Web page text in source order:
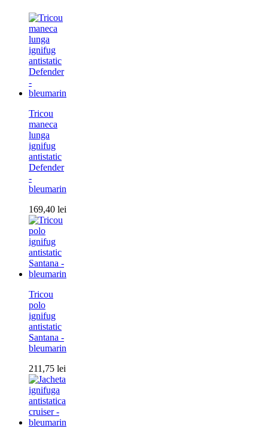
Tricou
maneca
lunga
ignifug
antistatic
Defender
-
bleumarin
169,40 lei
Tricou
polo
ignifug
antistatic
Santana -
bleumarin
211,75 lei